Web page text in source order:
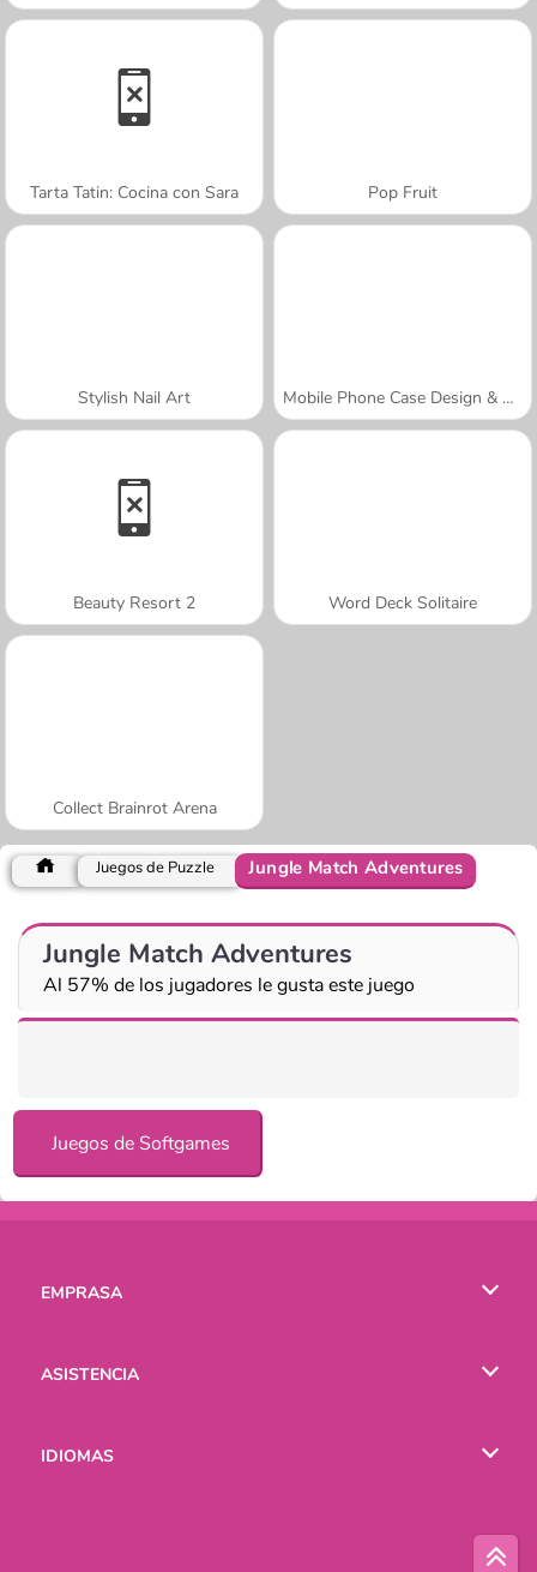
Tarta Tatin: Cocina con Sara Pop Fruit
Stylish Nail Art Mobile Phone Case Design & DIY
Beauty Resort 2 Word Deck Solitaire
Collect Brainrot Arena
Juegos de Puzzle Jungle Match Adventures
Jungle Match Adventures
Al 57% de los jugadores le gusta este juego
Juegos de Softgames
EMPRASA
ASISTENCIA
IDIOMAS